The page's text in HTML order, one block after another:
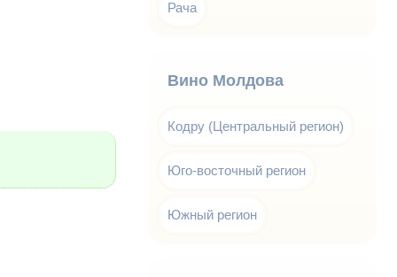
Рача
Вино Молдова
Кодру (Центральный регион)
Юго-восточный регион
Южный регион